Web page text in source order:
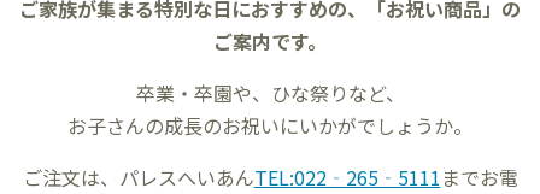
ご家族が集まる特別な日におすすめの、「お祝い商品」の
ご案内です。
卒業・卒園や、ひな祭りなど、
お子さんの成長のお祝いにいかがでしょうか。
ご注文は、パレスへいあんTEL:022‐265‐5111 までお電